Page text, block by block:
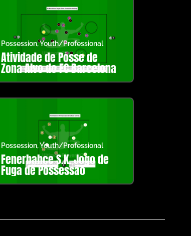
Possession,Youth/Professional
Atividade de Posse de
Zona Alvo do FC Barcelona
Possession,Youth/Professional
Fenerbahçe S.K. Jogo de
Fuga de Possessão